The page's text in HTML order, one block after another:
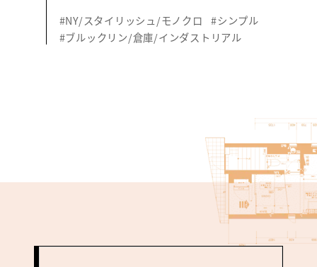
#NY/スタイリッシュ/モノクロ #シンプル
#ブルックリン/倉庫/インダストリアル